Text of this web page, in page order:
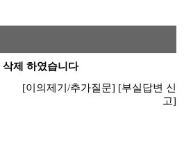
제 하였습니다
[이의제기/추가질문] [부실답변 신
고]